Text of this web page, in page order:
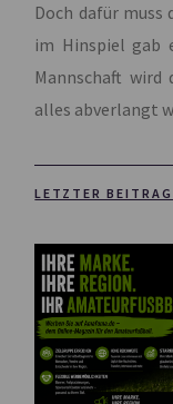
Doch dafür muss
im Hinspiel gab
Mannschaft wird
alles abverlangt
LETZTER BEITRAG